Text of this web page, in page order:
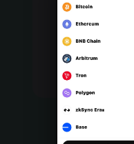
Português (Portugal)
Bahasa Indonesia
Português (Brasil)